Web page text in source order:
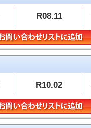
R08.11
R10.02